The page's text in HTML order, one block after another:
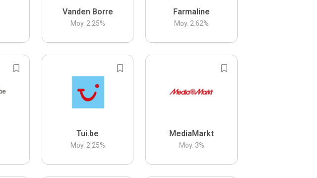
Vanden Borre
Moy. 2.25%
Farmaline
Moy. 2.62%
Tui.be
Moy. 2.25%
MediaMarkt
Moy. 3%